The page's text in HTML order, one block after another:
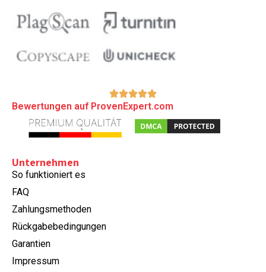
Bewertungen auf ProvenExpert.com
Unternehmen
So funktioniert es
FAQ
Zahlungsmethoden
Rückgabebedingungen
Garantien
Impressum